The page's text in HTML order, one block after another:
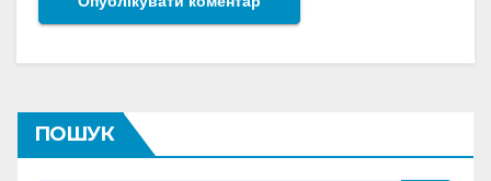
ПОШУК